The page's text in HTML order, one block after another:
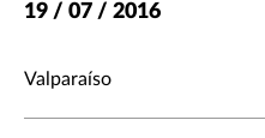
19 / 07 / 2016
Valparaíso